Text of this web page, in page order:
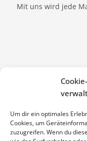
Um dir ein optimales
Cookies, um
zuzugreifen. Wenn du
Mit uns wird jede